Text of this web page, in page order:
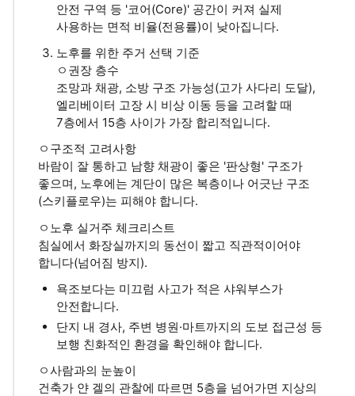
안전 구역 등 '코어(Core)' 공간이 커져 실제
사용하는 면적 비율(전용률)이 낮아집니다.
노후를 위한 주거 선택 기준
ㅇ권장 층수
조망과 채광, 소방 구조 가능성(고가 사다리 도달),
엘리베이터 고장 시 비상 이동 등을 고려할 때
7층에서 15층 사이가 가장 합리적입니다.
ㅇ구조적 고려사항
바람이 잘 통하고 남향 채광이 좋은 '판상형' 구조가
좋으며, 노후에는 계단이 많은 복층이나 어긋난 구조
(스키플로우)는 피해야 합니다.
ㅇ노후 실거주 체크리스트
침실에서 화장실까지의 동선이 짧고 직관적이어야
합니다(넘어짐 방지).
욕조보다는 미끄럼 사고가 적은 샤워부스가
안전합니다.
단지 내 경사, 주변 병원·마트까지의 도보 접근성 등
보행 친화적인 환경을 확인해야 합니다.
ㅇ사람과의 눈높이
건축가 얀 겔의 관찰에 따르면 5층을 넘어가면 지상의